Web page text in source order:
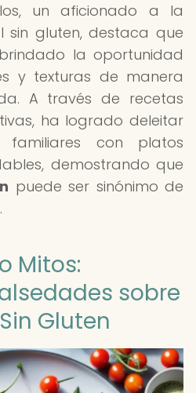
un aficionado a la
sin gluten, destaca que
la oportunidad
y texturas de manera
A través de recetas
ha logrado deleitar
con platos
demostrando que
puede ser sinónimo de
Mitos:
sobre
Gluten